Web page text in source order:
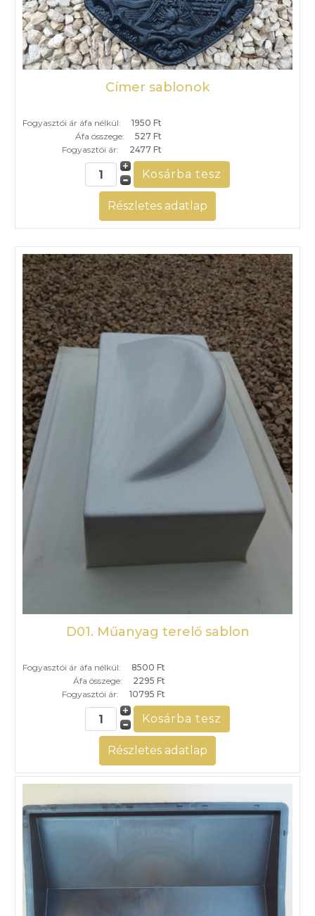
Címer sablonok
Fogyasztói ár áfa nélkül:
1950 Ft
Áfa összege:
527 Ft
Fogyasztói ár:
2477 Ft
Részletes adatlap
D01. Műanyag terelő sablon
Fogyasztói ár áfa nélkül:
8500 Ft
Áfa összege:
2295 Ft
Fogyasztói ár:
10795 Ft
Részletes adatlap